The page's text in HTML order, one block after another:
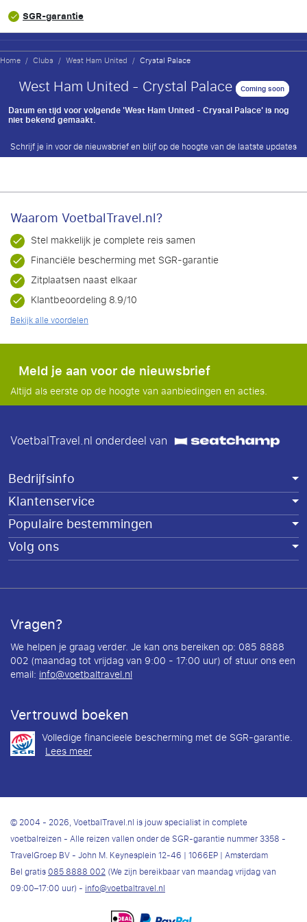
SGR-garantie
Home / Clubs / West Ham United / Crystal Palace
West Ham United - Crystal Palace Coming soon
Datum en tijd voor volgende 'West Ham United - Crystal Palace' is nog
niet bekend gemaakt.
Schrijf je in voor de nieuwsbrief en blijf op de hoogte van de laatste updates
Waarom VoetbalTravel.nl?
Stel makkelijk je complete reis samen
Financiële bescherming met SGR-garantie
Zitplaatsen naast elkaar
Klantbeoordeling 8.9/10
Bekijk alle voordelen
Meld je aan voor de nieuwsbrief
Altijd als eerste op de hoogte van aanbiedingen en acties.
VoetbalTravel.nl onderdeel van
Bedrijfsinfo
Klantenservice
Populaire bestemmingen
Volg ons
Vragen?
We helpen je graag verder. Je kan ons bereiken op: 085 8888
002 (maandag tot vrijdag van 9:00 - 17:00 uur) of stuur ons een
email: info@voetbaltravel.nl
Vertrouwd boeken
Volledige financieele bescherming met de SGR-garantie.
Lees meer
© 2004 - 2026, VoetbalTravel.nl is jouw specialist in complete
voetbalreizen - Alle reizen vallen onder de SGR-garantie nummer 3358 -
TravelGroep BV - John M. Keynesplein 12-46 | 1066EP | Amsterdam
Bel gratis085 8888 002(We zijn bereikbaar van maandag vrijdag van
09:00–17:00 uur) -info@voetbaltravel.nl